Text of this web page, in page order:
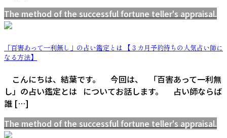
The method of the successful fortune teller's appraisal.
「百害あって一利無し」の占い鑑定とは 【３カ月予約待ちの人気占い師に
なる方法】
こんにちは、結葉です。 今回は、 「百害あって一利無
し」の占い鑑定とは についてお話します。 占い師ならば
誰 […]
The method of the successful fortune teller's appraisal.